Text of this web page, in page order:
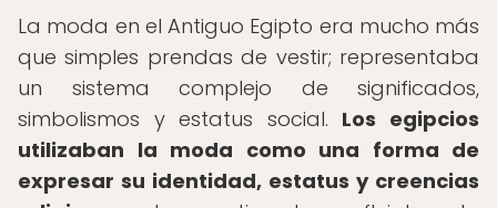
La moda en el Antiguo Egipto era mucho más
que simples prendas de vestir; representaba
un sistema complejo de significados,
simbolismos y estatus social. Los egipcios
utilizaban la moda como una forma de
expresar su identidad, estatus y creencias